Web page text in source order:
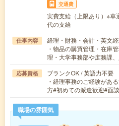
交通費
実費支給（上限あり）※車
代の支給
仕事内容
経理・財務・会計・英文
・物品の購買管理・在庫
理・大学事務部や庶務課
応募資格
ブランクOK / 英語力不要
・経理事務のご経験があ
方#初めての派遣歓迎#面
職場の雰囲気